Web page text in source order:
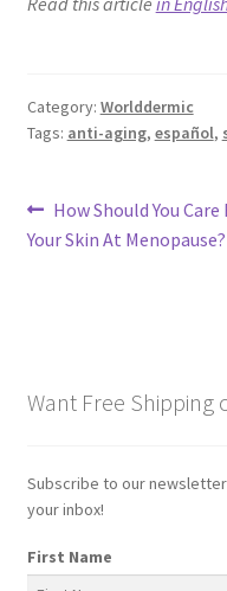
Category: Worlddermic
Tags: anti-aging, español,
Post
navigation
Previous
post:
How Should You Care
Your Skin At Menopause?
Want Free Shipping
Subscribe to our
your inbox!
First Name